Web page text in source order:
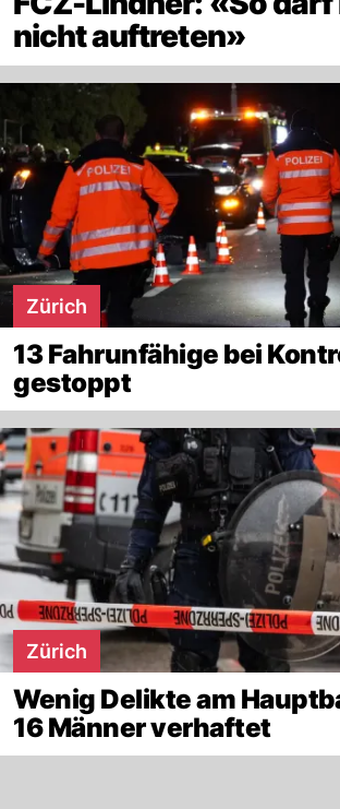
nicht auftreten»
Zürich
13 Fahrunfähige bei
gestoppt
Zürich
Wenig Delikte am
16 Männer verhaftet